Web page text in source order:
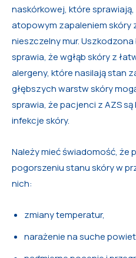
naskórkowej, które
atopowym zapaleniem skóry
nieszczelny mur.
sprawia, że wgłąb skóry z
alergeny, które nasilają stan
głębszych warstw skóry
sprawia, że pacjenci z AZS
infekcje skóry.
Należy mieć świadomość, że
pogorszeniu stanu skóry w
nich:
zmiany temperatur,
narażenie na suche